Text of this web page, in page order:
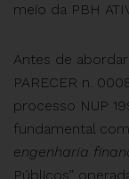
meio da PBH
Antes de
PARECER n.
processo NUP
fundamental
engenharia
Públicos”